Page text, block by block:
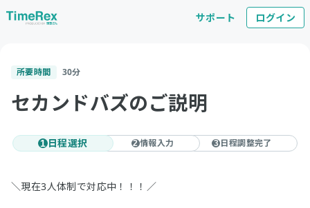
サポート ログイン
所要時間 30分
セカンドバズのご説明
1 日程選択 2情報入力 3 日程調整完了
＼現在3人体制で対応中！！！／